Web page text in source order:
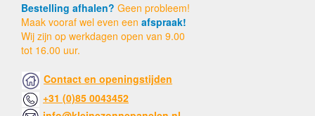
Bestelling afhalen? Geen probleem!
Maak vooraf wel even een afspraak!
Wij zijn op werkdagen open van 9.00
tot 16.00 uur.
Contact en openingstijden
+31 (0)85 0043452